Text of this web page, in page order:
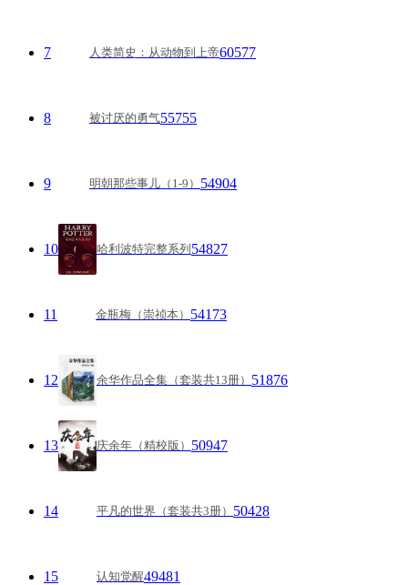
7 人类简史：从动物到上帝60577
8 被讨厌的勇气55755
9 明朝那些事儿（1-9） 54904
10 哈利波特完整系列 54827
11 金瓶梅（崇祯本） 54173
12 余华作品全集（套装共13册） 51876
13 庆余年（精校版） 50947
14 平凡的世界（套装共3册） 50428
15 认知觉醒49481